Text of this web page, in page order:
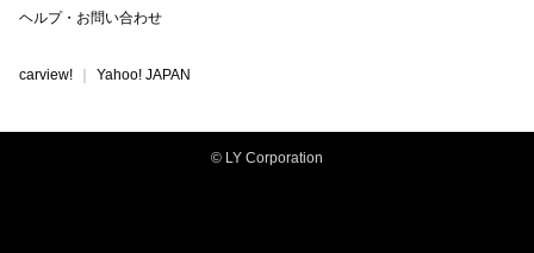
ヘルプ・お問い合わせ
carview! Yahoo! JAPAN
© LY Corporation